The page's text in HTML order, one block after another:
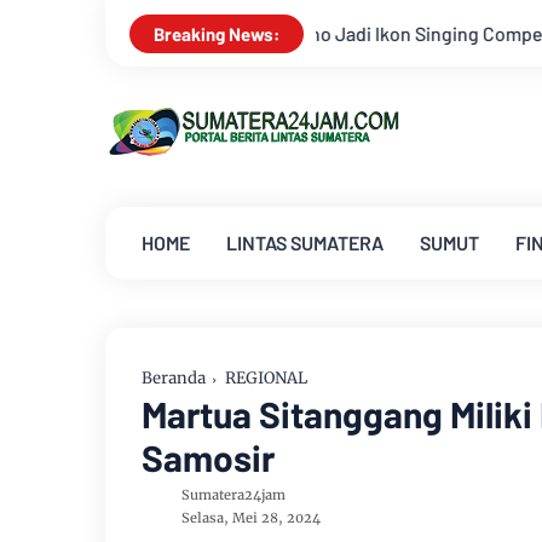
Breaking News:
Jadi Ikon Singing Competition HUT Ke-81 RI Kejati Jambi
HOME LINTAS SUMATERA SUMUT
Beranda REGIONAL
Martua Sitanggang
Samosir
Sumatera24jam
Selasa, Mei 28, 2024